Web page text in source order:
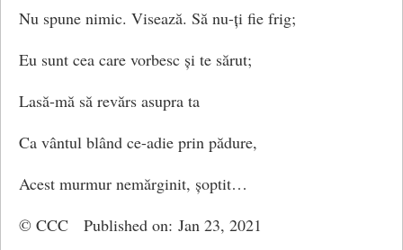
Nu spune nimic. Visează. Să nu-ți fie frig;
Eu sunt cea care vorbesc și te sărut;
Lasă-mă să revărs asupra ta
Ca vântul blând ce-adie prin pădure,
Acest murmur nemărginit, șoptit…
© CCC Published on: Jan 23, 2021